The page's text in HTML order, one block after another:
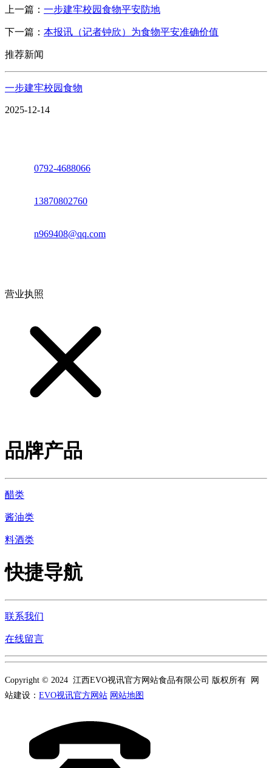
上一篇： 一步建牢校园食物平安防地
下一篇： 本报讯（记者钟欣）为食物平安准确价值
推荐新闻
一步建牢校园食物
2025-12-14
0792-4688066
13870802760
n969408@qq.com
营业执照
品牌产品
醋类
酱油类
料酒类
快捷导航
联系我们
在线留言
Copyright © 2024 江西EVO视讯官方网站食品有限公司 版权所有 网
站建设： EVO视讯官方网站 网站地图